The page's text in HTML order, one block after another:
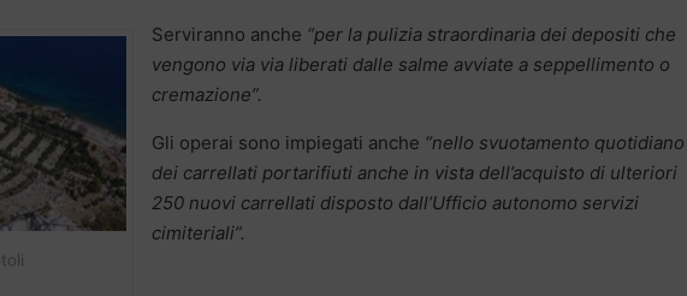
Serviranno anche “per la pulizia straordinaria dei depositi che
vengono via via liberati dalle salme avviate a seppellimento o
cremazione”.
Gli operai sono impiegati anche “nello svuotamento quotidiano
dei carrellati portarifiuti anche in vista dell’acquisto di ulteriori
250 nuovi carrellati disposto dall’Ufficio autonomo servizi
cimiteriali”.